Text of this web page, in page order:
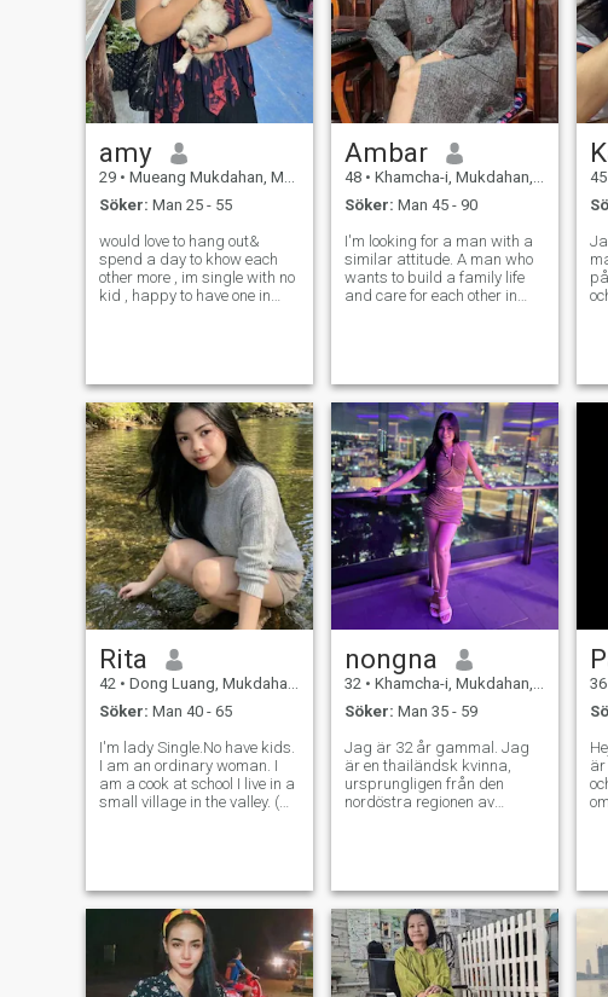
amy
29 • Mueang Mukdahan, Mukdahan, Thailand
Söker: Man 25 - 55
would love to hang out&
spend a day to khow each
other more , im single with no
kid , happy to have one in
I love watching horror movies
and r
Ambar
48 • Khamcha-i, Mukdahan, Thailand
Söker: Man 45 - 90
I'm looking for a man with a
similar attitude. A man who
wants to build a family life
and care for each other in
provides. If you know how to
fi
45
Rita
42 • Dong Luang, Mukdahan, Thailand
Söker: Man 40 - 65
I'm lady Single.No have kids.
I am an ordinary woman. I
am a cook at school I live in a
small village in the valley. (
nongna
32 • Khamcha-i, Mukdahan, Thailand
Söker: Man 35 - 59
Jag är 32 år gammal. Jag
är en thailändsk kvinna,
ursprungligen från den
nordöstra regionen av
cm lång, väger 50 kg, har
långt svart hår, och en bra
figur. Jag är snäll, vänlig,
njuter av att gå till tempel,
göra meriter och resa till
naturliga platser.
36
är